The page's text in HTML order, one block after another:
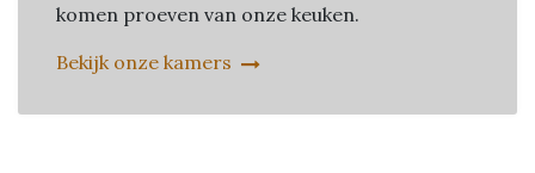
komen proeven van onze keuken.
Bekijk onze kamers